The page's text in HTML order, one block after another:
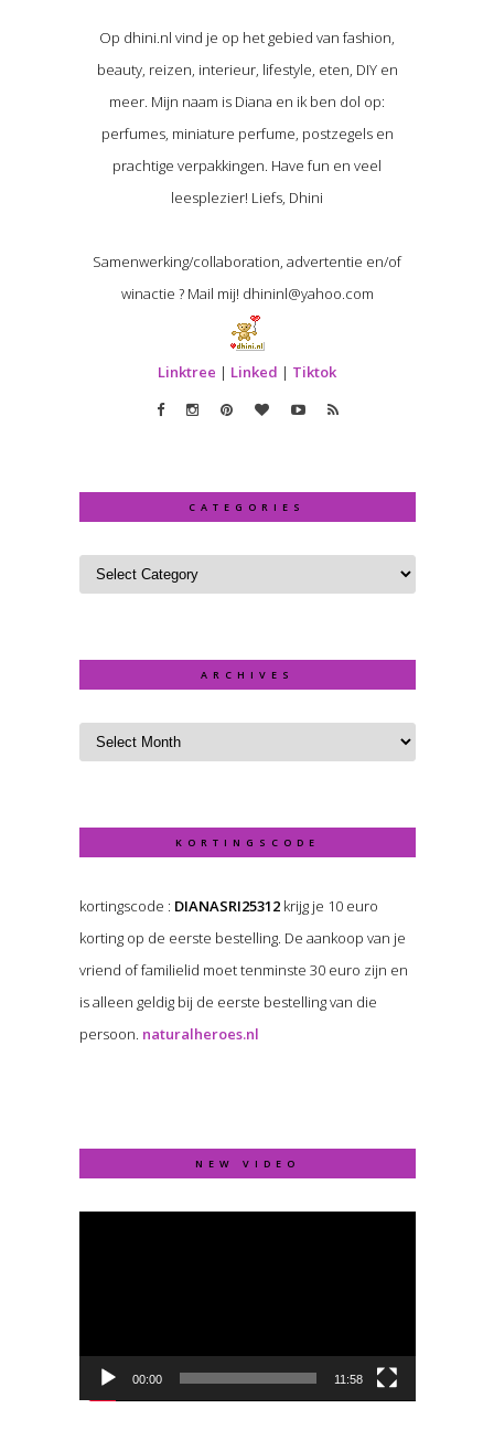
Op dhini.nl vind je op het gebied van fashion,
beauty, reizen, interieur, lifestyle, eten, DIY en
meer. Mijn naam is Diana en ik ben dol op:
perfumes, miniature perfume, postzegels en
prachtige verpakkingen. Have fun en veel
leesplezier! Liefs, Dhini
Samenwerking/collaboration, advertentie en/of
winactie ? Mail mij! dhininl@yahoo.com
Linktree | Linked | Tiktok
CATEGORIES
ARCHIVES
KORTINGSCODE
kortingscode : DIANASRI25312krijg je 10 euro
korting op de eerste bestelling. De aankoop van je
vriend of familielid moet tenminste 30 euro zijn en
is alleen geldig bij de eerste bestelling van die
persoon. naturalheroes.nl
NEW VIDEO
Video
00:00 11:58